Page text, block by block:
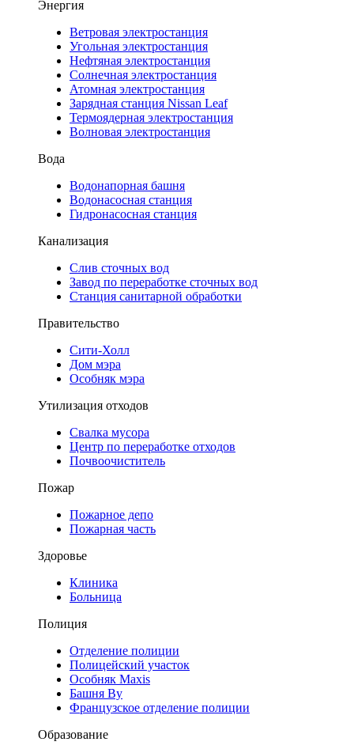
Энергия
Ветровая электростанция
Угольная электростанция
Нефтяная электростанция
Солнечная электростанция
Атомная электростанция
Зарядная станция Nissan Leaf
Термоядерная электростанция
Волновая электростанция
Вода
Водонапорная башня
Водонасосная станция
Гидронасосная станция
Канализация
Слив сточных вод
Завод по переработке сточных вод
Станция санитарной обработки
Правительство
Сити-Холл
Дом мэра
Особняк мэра
Утилизация отходов
Свалка мусора
Центр по переработке отходов
Почвоочиститель
Пожар
Пожарное депо
Пожарная часть
Здоровье
Клиника
Больница
Полиция
Отделение полиции
Полицейский участок
Особняк Maxis
Башня Ву
Французское отделение полиции
Образование